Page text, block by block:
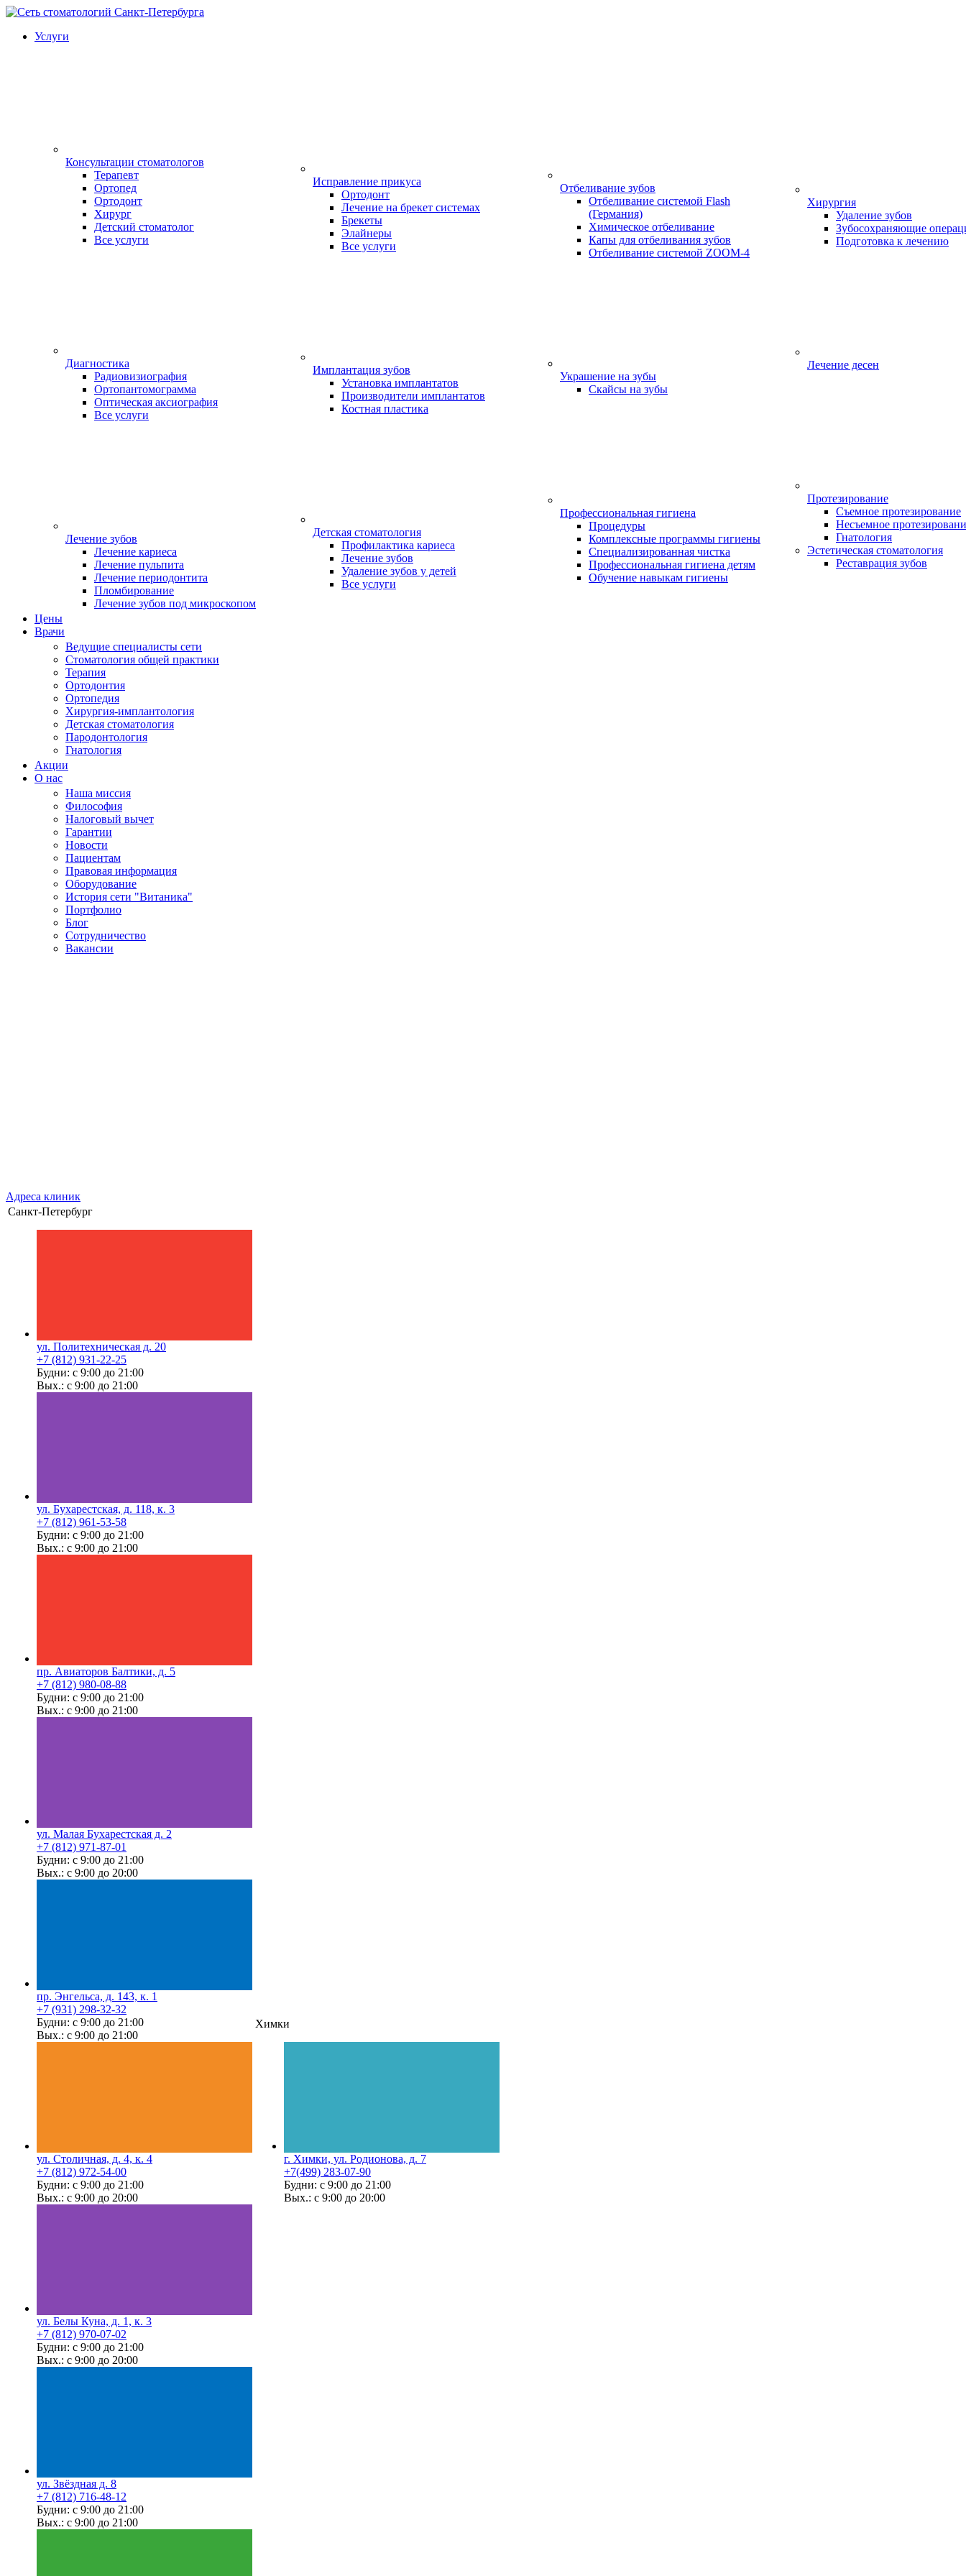
Услуги
Консультации стоматологов
Терапевт
Ортопед
Ортодонт
Хирург
Детский стоматолог
Все услуги
Диагностика
Радиовизиография
Ортопантомограмма
Оптическая аксиография
Все услуги
Лечение зубов
Лечение кариеса
Лечение пульпита
Лечение периодонтита
Пломбирование
Лечение зубов под микроскопом
Исправление прикуса
Ортодонт
Лечение на брекет системах
Брекеты
Элайнеры
Все услуги
Имплантация зубов
Установка имплантатов
Производители имплантатов
Костная пластика
Детская стоматология
Профилактика кариеса
Лечение зубов
Удаление зубов у детей
Все услуги
Отбеливание зубов
Отбеливание системой Flash
(Германия)
Химическое отбеливание
Капы для отбеливания зубов
Отбеливание системой ZOOM-4
Украшение на зубы
Скайсы на зубы
Профессиональная гигиена
Процедуры
Комплексные программы гигиены
Специализированная чистка
Профессиональная гигиена детям
Обучение навыкам гигиены
Хирургия
Удаление зубов
Зубосохраняющие
Подготовка к лечению
Лечение десен
Протезирование
Съемное протезирование
Несъемное
Гнатология
Эстетическая стоматология
Реставрация зубов
Цены
Врачи
Ведущие специалисты сети
Стоматология общей практики
Терапия
Ортодонтия
Ортопедия
Хирургия-имплантология
Детская стоматология
Пародонтология
Гнатология
Акции
О нас
Наша миссия
Философия
Налоговый вычет
Гарантии
Новости
Пациентам
Правовая информация
Оборудование
История сети "Витаника"
Портфолио
Блог
Сотрудничество
Вакансии
Адреса клиник
Санкт-Петербург
ул. Политехническая д. 20
+7 (812) 931-22-25
Будни: с 9:00 до 21:00
Вых.: с 9:00 до 21:00
ул. Бухарестская, д. 118, к. 3
+7 (812) 961-53-58
Будни: с 9:00 до 21:00
Вых.: с 9:00 до 21:00
пр. Авиаторов Балтики, д. 5
+7 (812) 980-08-88
Будни: с 9:00 до 21:00
Вых.: с 9:00 до 21:00
ул. Малая Бухарестская д. 2
+7 (812) 971-87-01
Будни: с 9:00 до 21:00
Вых.: с 9:00 до 20:00
пр. Энгельса, д. 143, к. 1
+7 (931) 298-32-32
Будни: с 9:00 до 21:00
Вых.: с 9:00 до 21:00
ул. Столичная, д. 4, к. 4
+7 (812) 972-54-00
Будни: с 9:00 до 21:00
Вых.: с 9:00 до 20:00
ул. Белы Куна, д. 1, к. 3
+7 (812) 970-07-02
Будни: с 9:00 до 21:00
Вых.: с 9:00 до 20:00
ул. Звёздная д. 8
+7 (812) 716-48-12
Будни: с 9:00 до 21:00
Вых.: с 9:00 до 21:00
Химки
г. Химки, ул. Родионова, д. 7
+7(499) 283-07-90
Будни: с 9:00 до 21:00
Вых.: с 9:00 до 20:00